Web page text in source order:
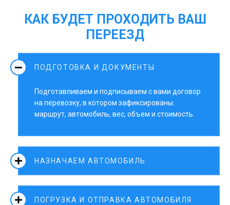
КАК БУДЕТ ПРОХОДИТЬ ВАШ
ПЕРЕЕЗД
ПОДГОТОВКА И ДОКУМЕНТЫ
Подготавливаем и подписываем с вами договор
на перевозку, в котором зафиксированы:
маршрут, автомобиль, вес, объем и стоимость.
НАЗНАЧАЕМ АВТОМОБИЛЬ
ПОГРУЗКА И ОТПРАВКА АВТОМОБИЛЯ